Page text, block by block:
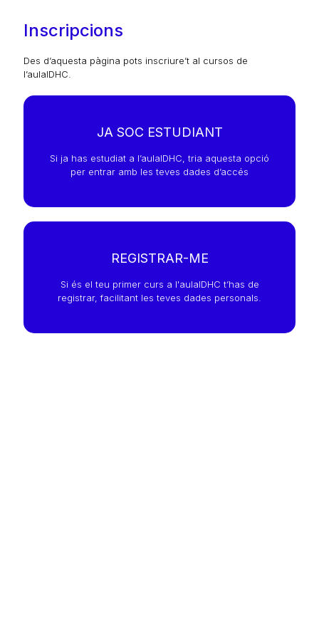
Inscripcions
Des d’aquesta pàgina pots inscriure’t al cursos de
l’aulaIDHC.
JA SOC ESTUDIANT
Si ja has estudiat a l’aulaIDHC, tria aquesta opció
per entrar amb les teves dades d’accés
REGISTRAR-ME
Si és el teu primer curs a l'aulaIDHC t’has de
registrar, facilitant les teves dades personals.